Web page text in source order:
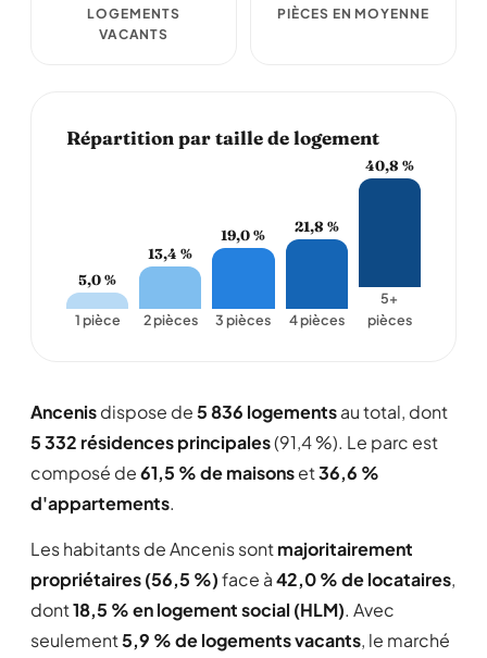
LOGEMENTS
VACANTS
PIÈCES EN MOYENNE
Répartition par taille de logement
5,0 %
1 pièce
13,4 %
2 pièces
19,0 %
3 pièces
21,8 %
4 pièces
40,8 %
5+
pièces
Ancenisdispose de5 836 logementsau total, dont
5 332 résidences principales(91,4 %). Le parc est
composé de61,5 % de maisonset36,6 %
d'appartements.
Les habitants de Ancenis sontmajoritairement
propriétaires (56,5 %)face à42,0 % de locataires,
dont18,5 % en logement social (HLM). Avec
seulement5,9 % de logements vacants, le marché